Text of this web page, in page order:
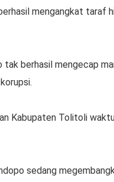
mengangkat taraf
tak berhasil mengecap
Kabupaten Tolitoli
sedang